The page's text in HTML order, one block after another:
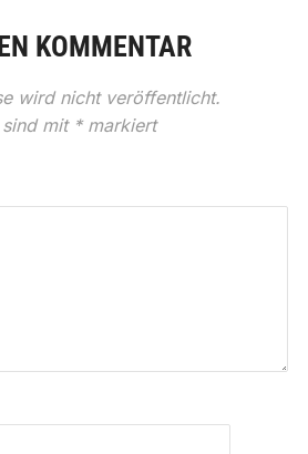
KOMMENTAR
wird nicht veröffentlicht.
mit *markiert